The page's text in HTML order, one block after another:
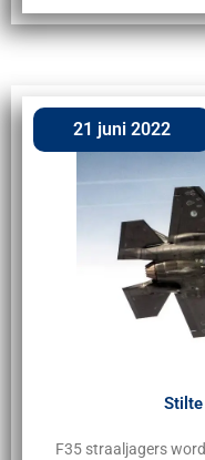
21 juni 2022
F35 straaljagers